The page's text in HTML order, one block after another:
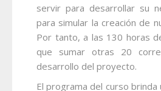
servir para desarrollar su
para simular la creación de
Por tanto, a las 130 horas
que sumar otras 20
desarrollo del proyecto.
El programa del curso brinda